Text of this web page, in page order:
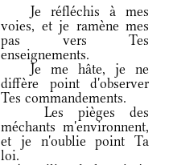
Je réfléchis à mes
voies, et je ramène mes
pas vers Tes
enseignements.
Je me hâte, je ne
diffère point d'observer
Tes commandements.
Les pièges des
méchants m'environnent,
et je n'oublie point Ta
loi.